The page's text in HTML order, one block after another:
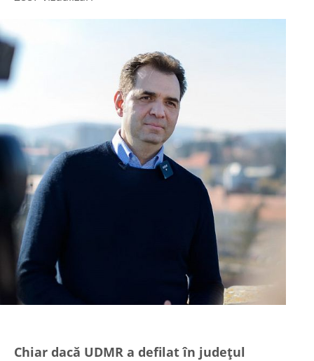
Chiar dacă UDMR a defilat în județul